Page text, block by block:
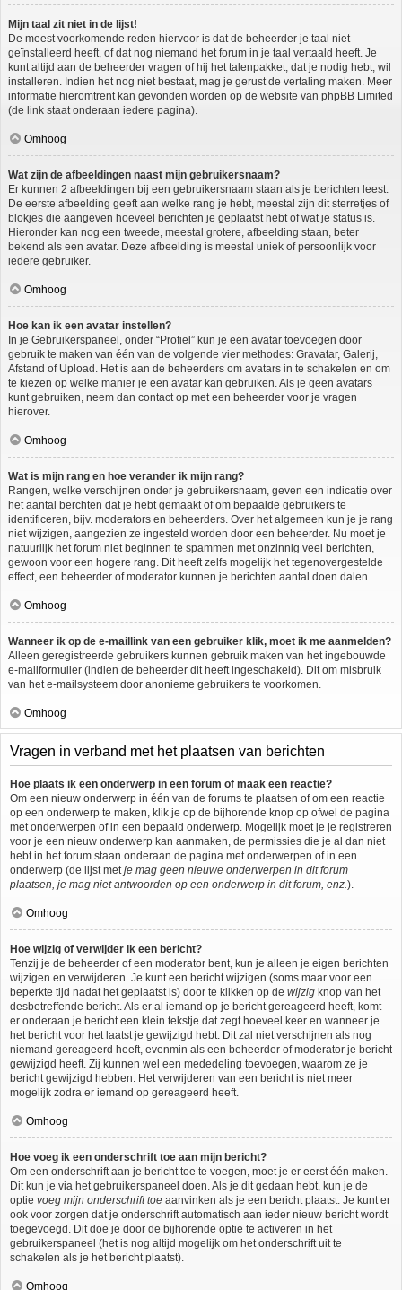
Mijn taal zit niet in de lijst!
De meest voorkomende reden hiervoor is dat de beheerder je taal niet
geïnstalleerd heeft, of dat nog niemand het forum in je taal vertaald heeft. Je
kunt altijd aan de beheerder vragen of hij het talenpakket, dat je nodig hebt, wil
installeren. Indien het nog niet bestaat, mag je gerust de vertaling maken. Meer
informatie hieromtrent kan gevonden worden op de website van phpBB Limited
(de link staat onderaan iedere pagina).
Omhoog
Wat zijn de afbeeldingen naast mijn gebruikersnaam?
Er kunnen 2 afbeeldingen bij een gebruikersnaam staan als je berichten leest.
De eerste afbeelding geeft aan welke rang je hebt, meestal zijn dit sterretjes of
blokjes die aangeven hoeveel berichten je geplaatst hebt of wat je status is.
Hieronder kan nog een tweede, meestal grotere, afbeelding staan, beter
bekend als een avatar. Deze afbeelding is meestal uniek of persoonlijk voor
iedere gebruiker.
Omhoog
Hoe kan ik een avatar instellen?
In je Gebruikerspaneel, onder “Profiel” kun je een avatar toevoegen door
gebruik te maken van één van de volgende vier methodes: Gravatar, Galerij,
Afstand of Upload. Het is aan de beheerders om avatars in te schakelen en om
te kiezen op welke manier je een avatar kan gebruiken. Als je geen avatars
kunt gebruiken, neem dan contact op met een beheerder voor je vragen
hierover.
Omhoog
Wat is mijn rang en hoe verander ik mijn rang?
Rangen, welke verschijnen onder je gebruikersnaam, geven een indicatie over
het aantal berchten dat je hebt gemaakt of om bepaalde gebruikers te
identificeren, bijv. moderators en beheerders. Over het algemeen kun je je rang
niet wijzigen, aangezien ze ingesteld worden door een beheerder. Nu moet je
natuurlijk het forum niet beginnen te spammen met onzinnig veel berichten,
gewoon voor een hogere rang. Dit heeft zelfs mogelijk het tegenovergestelde
effect, een beheerder of moderator kunnen je berichten aantal doen dalen.
Omhoog
Wanneer ik op de e-maillink van een gebruiker klik, moet ik me aanmelden?
Alleen geregistreerde gebruikers kunnen gebruik maken van het ingebouwde
e-mailformulier (indien de beheerder dit heeft ingeschakeld). Dit om misbruik
van het e-mailsysteem door anonieme gebruikers te voorkomen.
Omhoog
Vragen in verband met het plaatsen van berichten
Hoe plaats ik een onderwerp in een forum of maak een reactie?
Om een nieuw onderwerp in één van de forums te plaatsen of om een reactie
op een onderwerp te maken, klik je op de bijhorende knop op ofwel de pagina
met onderwerpen of in een bepaald onderwerp. Mogelijk moet je je registreren
voor je een nieuw onderwerp kan aanmaken, de permissies die je al dan niet
hebt in het forum staan onderaan de pagina met onderwerpen of in een
onderwerp (de lijst metje mag geen nieuwe onderwerpen in dit forum
plaatsen, je mag niet antwoorden op een onderwerp in dit forum, enz.).
Omhoog
Hoe wijzig of verwijder ik een bericht?
Tenzij je de beheerder of een moderator bent, kun je alleen je eigen berichten
wijzigen en verwijderen. Je kunt een bericht wijzigen (soms maar voor een
beperkte tijd nadat het geplaatst is) door te klikken op de wijzig knop van het
desbetreffende bericht. Als er al iemand op je bericht gereageerd heeft, komt
er onderaan je bericht een klein tekstje dat zegt hoeveel keer en wanneer je
het bericht voor het laatst je gewijzigd hebt. Dit zal niet verschijnen als nog
niemand gereageerd heeft, evenmin als een beheerder of moderator je bericht
gewijzigd heeft. Zij kunnen wel een mededeling toevoegen, waarom ze je
bericht gewijzigd hebben. Het verwijderen van een bericht is niet meer
mogelijk zodra er iemand op gereageerd heeft.
Omhoog
Hoe voeg ik een onderschrift toe aan mijn bericht?
Om een onderschrift aan je bericht toe te voegen, moet je er eerst één maken.
Dit kun je via het gebruikerspaneel doen. Als je dit gedaan hebt, kun je de
optie voeg mijn onderschrift toe aanvinken als je een bericht plaatst. Je kunt er
ook voor zorgen dat je onderschrift automatisch aan ieder nieuw bericht wordt
toegevoegd. Dit doe je door de bijhorende optie te activeren in het
gebruikerspaneel (het is nog altijd mogelijk om het onderschrift uit te
schakelen als je het bericht plaatst).
Omhoog